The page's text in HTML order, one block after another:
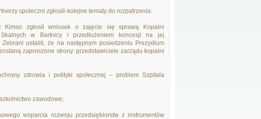
społeczni zgłosili kolejne tematy do rozpatrzenia:
Kimso zgłosił wniosek o zajęcie się sprawą Kopalni
w Bartnicy i przedłużeniem koncesji na jej
Zebrani ustalili, że na następnym posiedzeniu Prezydium
zaproszone strony: przedstawiciele zarządu kopalni
zdrowia i polityki społecznej – problem Szpitala
zawodowe;
wsparcia rozwoju przedsiębiorstw z instrumentów